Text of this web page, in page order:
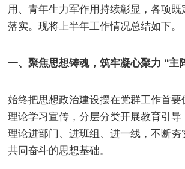
用、青年生力军作用持续彰显，各项
落实。现将上半年工作情况总结如下。
一、聚焦思想铸魂，筑牢凝心聚力 “主
始终把思想政治建设摆在党群工作首
理论学习宣传，分层分类开展教育引
理论进部门、进班组、进一线，不断夯
共同奋斗的思想基础。